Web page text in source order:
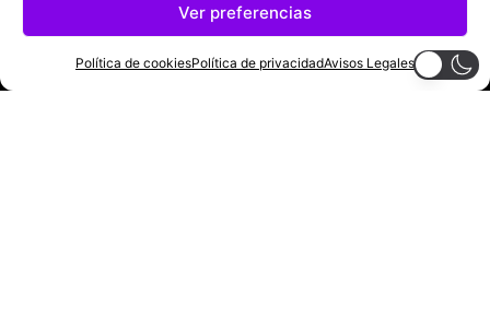
Ver preferencias
Política de cookiesPolítica de privacidadAvisos Legales
ÚLTIMAS NOTICIAS COMPETICIONES EUROPEAS
LA LIGA MUNDIAL 2026 FÚTBOL INTERNACIONAL